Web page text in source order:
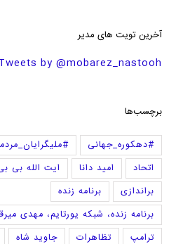
آخرین تویت های مدیر
by @mobarez_nastooh
برچسب‌ها
#دهکوره_جهانی
اتحاد
امید دانا ایت الله بی
براندازی
برنامه زنده
برنامه زنده، شبکه یورتایم، مهدی
ترامپ
تظاهرات جاوید شاه